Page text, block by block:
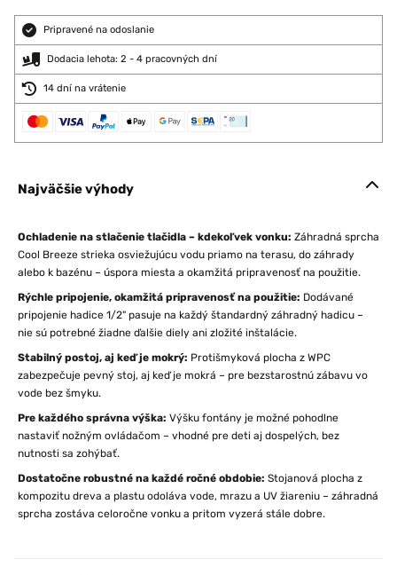
Pripravené na odoslanie
Dodacia lehota: 2 - 4 pracovných dní
14 dní na vrátenie
Najväčšie výhody
Ochladenie na stlačenie tlačidla – kdekoľvek vonku: Záhradná sprcha
Cool Breeze strieka osviežujúcu vodu priamo na terasu, do záhrady
alebo k bazénu – úspora miesta a okamžitá pripravenosť na použitie.
Rýchle pripojenie, okamžitá pripravenosť na použitie: Dodávané
pripojenie hadice 1/2" pasuje na každý štandardný záhradný hadicu –
nie sú potrebné žiadne ďalšie diely ani zložité inštalácie.
Stabilný postoj, aj keď je mokrý: Protišmyková plocha z WPC
zabezpečuje pevný stoj, aj keď je mokrá – pre bezstarostnú zábavu vo
vode bez šmyku.
Pre každého správna výška: Výšku fontány je možné pohodlne
nastaviť nožným ovládačom – vhodné pre deti aj dospelých, bez
nutnosti sa zohýbať.
Dostatočne robustné na každé ročné obdobie: Stojanová plocha z
kompozitu dreva a plastu odoláva vode, mrazu a UV žiareniu – záhradná
sprcha zostáva celoročne vonku a pritom vyzerá stále dobre.